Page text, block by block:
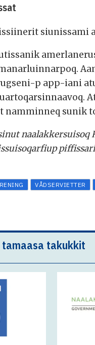
siunissami
p app-iani
sunik
VÅDSERVIETTER
takukkit